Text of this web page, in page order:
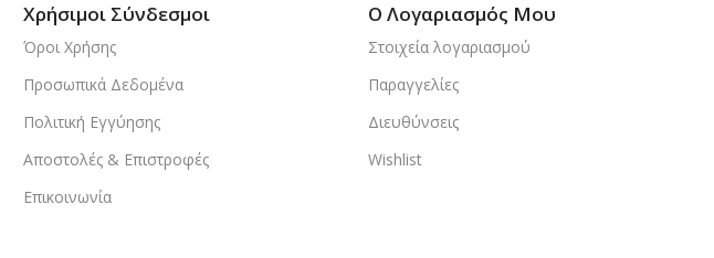
Χρήσιμοι Σύνδεσμοι
Όροι Χρήσης
Προσωπικά Δεδομένα
Πολιτική Εγγύησης
Αποστολές & Επιστροφές
Επικοινωνία
Ο Λογαριασμός Μου
Στοιχεία λογαριασμού
Παραγγελίες
Διευθύνσεις
Wishlist